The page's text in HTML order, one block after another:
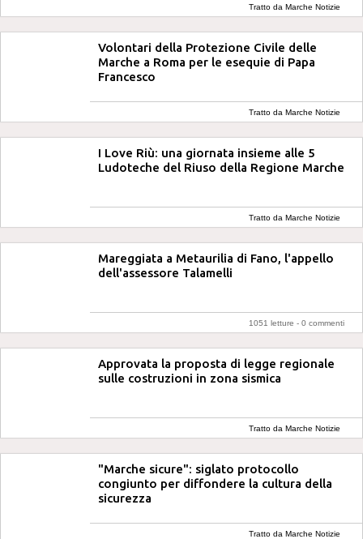
Tratto da Marche Notizie
Volontari della Protezione Civile delle
Marche a Roma per le esequie di Papa
Francesco
Tratto da Marche Notizie
I Love Riù: una giornata insieme alle 5
Ludoteche del Riuso della Regione Marche
Tratto da Marche Notizie
Mareggiata a Metaurilia di Fano, l'appello
dell'assessore Talamelli
1051 letture - 0 commenti
Approvata la proposta di legge regionale
sulle costruzioni in zona sismica
Tratto da Marche Notizie
"Marche sicure": siglato protocollo
congiunto per diffondere la cultura della
sicurezza
Tratto da Marche Notizie